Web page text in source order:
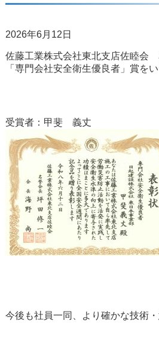
佐藤工業株式会社東北支店佐睦会
「専門会社安全衛生優良者」賞を
受賞者：甲斐　義丈
今後も社員一同、より確かな技術